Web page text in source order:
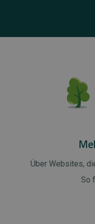
Über Websites,
So